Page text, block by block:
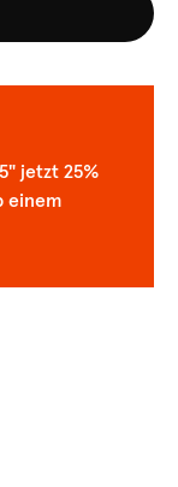
jetzt 25%
einem